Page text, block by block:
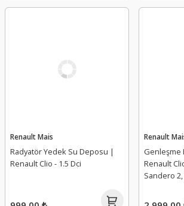
Renault Mais
Radyatör Yedek Su Deposu |
Renault Clio - 1.5 Dci
Renault
Genleşme
Renault
Sandero